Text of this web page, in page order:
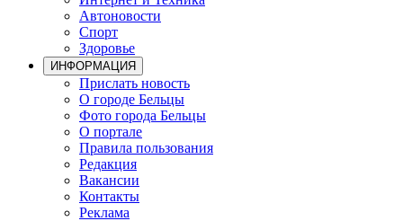
Автоновости
Спорт
Здоровье
ИНФОРМАЦИЯ
Прислать новость
О городе Бельцы
Фото города Бельцы
О портале
Правила пользования
Редакция
Вакансии
Контакты
Реклама